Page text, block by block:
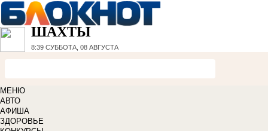
ШАХТЫ
8:39 СУББОТА, 08 АВГУСТА
МЕНЮ
АВТО
АФИША
ЗДОРОВЬЕ